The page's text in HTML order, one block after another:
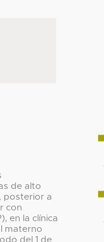
de alto
posterior a
con
en la clínica
materno
del 1 de